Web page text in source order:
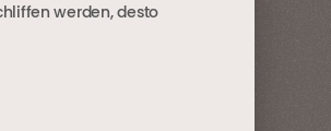
werden, desto